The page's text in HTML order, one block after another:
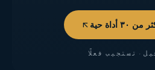
أداة حية
· تستجيب فعلًا